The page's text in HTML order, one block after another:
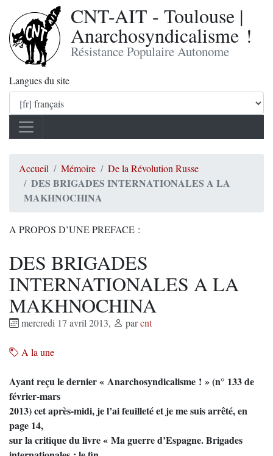
CNT-AIT - Toulouse |
Anarchosyndicalisme !
Résistance Populaire Autonome
Langues du site
Accueil Mémoire De la Révolution Russe
DES BRIGADES INTERNATIONALES A LA
MAKHNOCHINA
A PROPOS D’UNE PREFACE :
DES BRIGADES
INTERNATIONALES A LA
MAKHNOCHINA
mercredi 17 avril 2013, parcnt
A la une
Ayant reçu le dernier « Anarchosyndicalisme ! » (n° 133 de
février-mars
2013) cet après-midi, je l’ai feuilleté et je me suis arrêté, en
page 14,
sur la critique du livre « Ma guerre d’Espagne. Brigades